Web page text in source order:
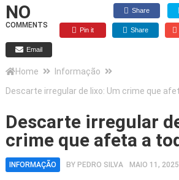
NO
COMMENTS
Share
Pin it Share
Email
Home
Informação
Descarte irregular de lixo: Um crime que
Descarte irregular
crime que afeta a
INFORMAÇÃO BY PEDRO SILVA MAIO 11, 2025